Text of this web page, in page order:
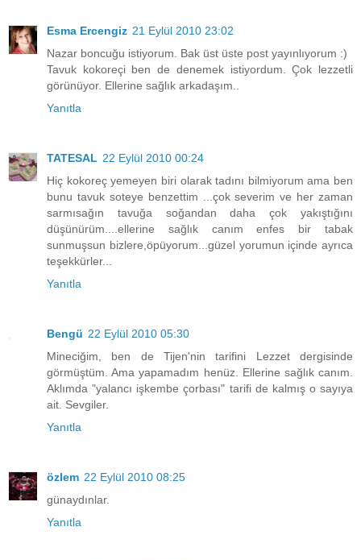
Esma Ercengiz 21 Eylül 2010 23:02
Nazar boncuğu istiyorum. Bak üst üste post yayınlıyorum :)
Tavuk kokoreçi ben de denemek istiyordum. Çok lezzetli
görünüyor. Ellerine sağlık arkadaşım..
Yanıtla
TATESAL 22 Eylül 2010 00:24
Hiç kokoreç yemeyen biri olarak tadını bilmiyorum ama ben
bunu tavuk soteye benzettim ...çok severim ve her zaman
sarmısağın tavuğa soğandan daha çok yakıştığını
düşünürüm....ellerine sağlık canım enfes bir tabak
sunmuşsun bizlere,öpüyorum...güzel yorumun içinde ayrıca
teşekkürler...
Yanıtla
Bengü 22 Eylül 2010 05:30
Mineciğim, ben de Tijen'nin tarifini Lezzet dergisinde
görmüştüm. Ama yapamadım henüz. Ellerine sağlık canım.
Aklımda "yalancı işkembe çorbası" tarifi de kalmış o sayıya
ait. Sevgiler.
Yanıtla
özlem 22 Eylül 2010 08:25
günaydınlar.
Yanıtla